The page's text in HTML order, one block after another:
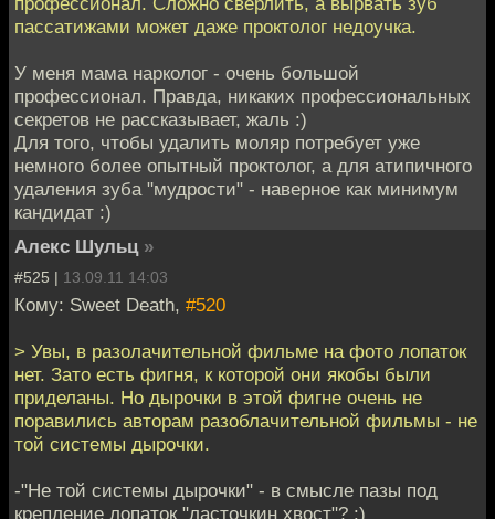
пассатижами может даже проктолог недоучка.
У меня мама нарколог - очень большой
профессионал. Правда, никаких профессиональных
секретов не рассказывает, жаль :)
Для того, чтобы удалить моляр потребует уже
немного более опытный проктолог, а для атипичного
удаления зуба "мудрости" - наверное как минимум
кандидат :)
Алекс Шульц »
#525 | 13.09.11 14:03
Кому: Sweet Death, #520
> Увы, в разолачительной фильме на фото лопаток
нет. Зато есть фигня, к которой они якобы были
приделаны. Но дырочки в этой фигне очень не
поравились авторам разоблачительной фильмы - не
той системы дырочки.
-"Не той системы дырочки" - в смысле пазы под
крепление лопаток "ласточкин хвост"? :)